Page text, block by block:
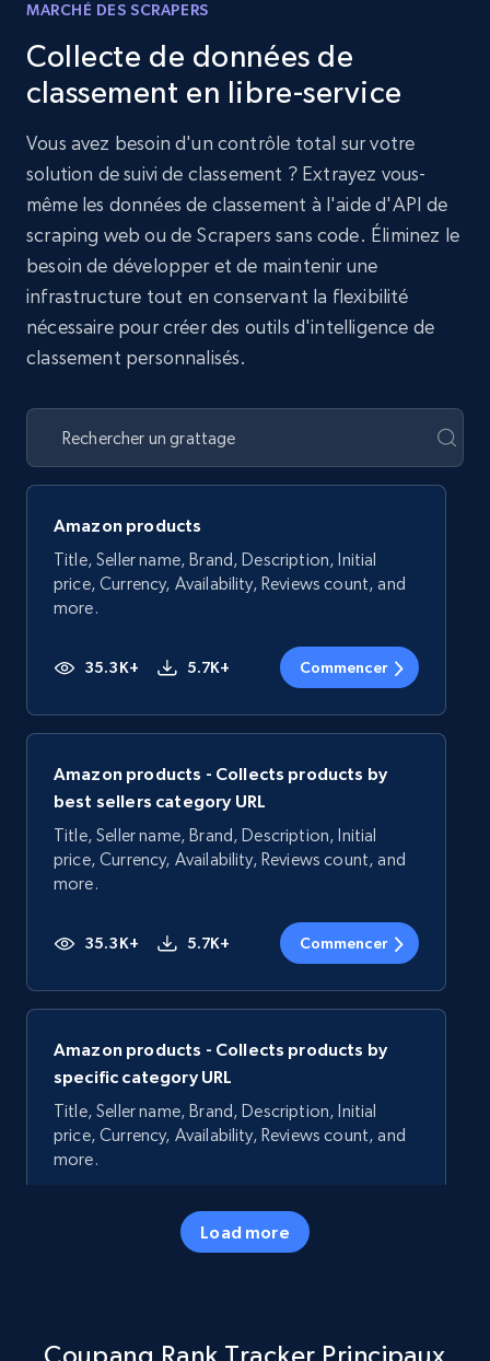
MARCHÉ DES SCRAPERS
Collecte de données de
classement en libre-service
Vous avez besoin d'un contrôle total sur votre
solution de suivi de classement ? Extrayez vous-
même les données de classement à l'aide d'API de
scraping web ou de Scrapers sans code. Éliminez le
besoin de développer et de maintenir une
infrastructure tout en conservant la flexibilité
nécessaire pour créer des outils d'intelligence de
classement personnalisés.
Amazon products
Title, Seller name, Brand, Description, Initial
price, Currency, Availability, Reviews count, and
more.
35.3K+ 5.7K+ Commencer
Amazon products - Collects products by
best sellers category URL
Title, Seller name, Brand, Description, Initial
price, Currency, Availability, Reviews count, and
more.
35.3K+ 5.7K+ Commencer
Amazon products - Collects products by
specific category URL
Title, Seller name, Brand, Description, Initial
price, Currency, Availability, Reviews count, and
more.
5.7K+ Commencer
specific keywords
Load more
Coupang Rank Tracker Principaux